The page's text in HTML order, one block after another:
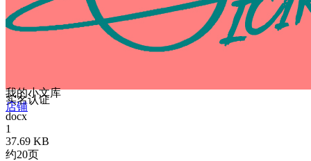
我的小文库
实名认证
店铺
docx
1
37.69 KB
约20页